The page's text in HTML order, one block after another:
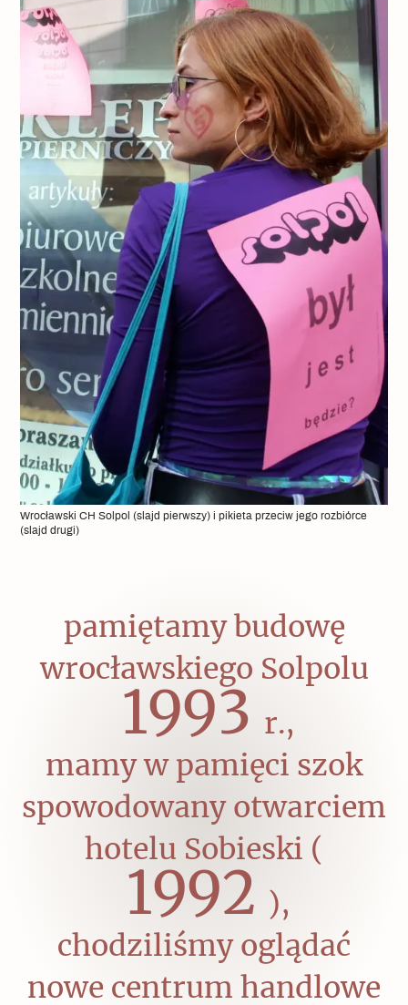
Wrocławski CH Solpol (slajd pierwszy) i pikieta przeciw jego rozbiórce
(slajd drugi)
pamiętamy budowę
wrocławskiego Solpolu
1993 r.,
mamy w pamięci szok
spowodowany otwarciem
hotelu Sobieski (
1992
),
chodziliśmy oglądać
nowe centrum handlowe